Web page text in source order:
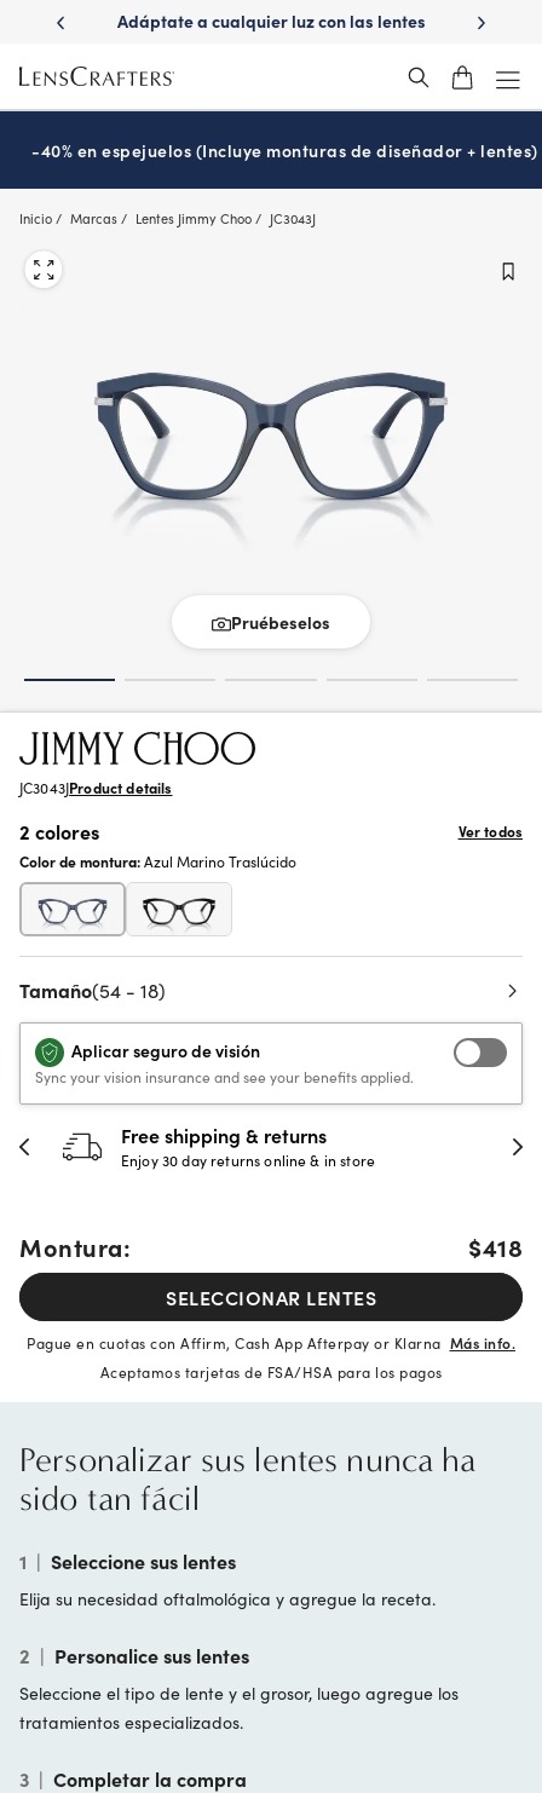
main
content
con
Adáptate a cualquier luz con las lentes
¿Es
-40% en espejuelos (Incluye monturas de diseñador + lentes)
Inicio Marcas Lentes Jimmy Choo JC3043J
Pruébeselos
JC3043JProduct details
2 colores
Ver todos
Color de montura:Azul Marino Traslúcido
Tamaño(54 - 18)
Aplicar seguro de visión
Sync your vision insurance and see your benefits applied.
Free shipping & returns
Enjoy 30 day returns online & in store
Montura: $418
SELECCIONAR LENTES
Pague en cuotas con Affirm, Cash App Afterpay or Klarna Más info.
Aceptamos tarjetas de FSA/HSA para los pagos
Personalizar sus lentes nunca ha
sido tan fácil
1 | Seleccione sus lentes
Elija su necesidad oftalmológica y agregue la receta.
2 | Personalice sus lentes
Seleccione el tipo de lente y el grosor, luego agregue los
tratamientos especializados.
3 | Completar la compra